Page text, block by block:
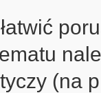
(na